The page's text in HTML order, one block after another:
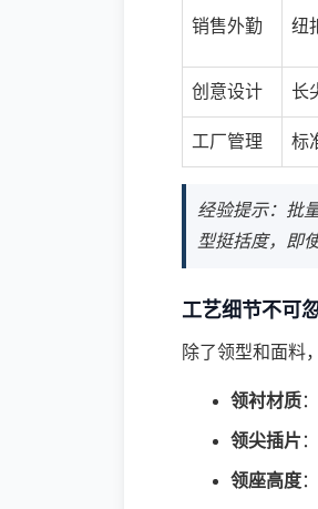
销售外勤 纽
创意设计 长
工厂管理 标
经验提示：批
型挺括度，即
工艺细节不可
除了领型和面料
领衬材质
领尖插片
领座高度